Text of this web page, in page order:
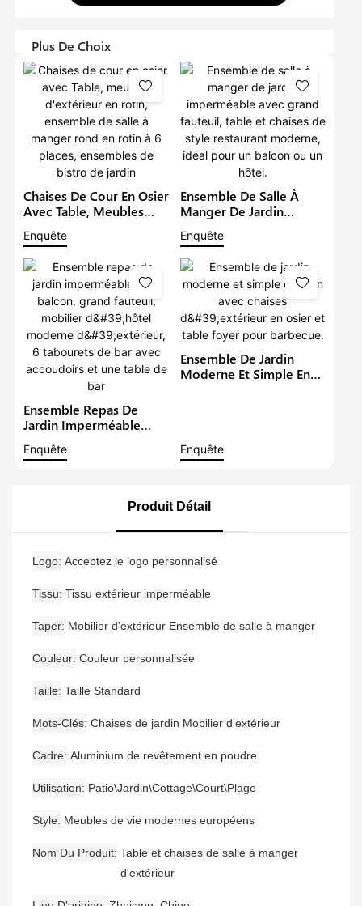
Plus De Choix
Chaises De Cour En Osier
Avec Table, Meubles
D'extérieur En Rotin,
Ensemble De Salle À
Manger Rond En Rotin À
6 Places, Ensembles De
Bistro De Jardin
Enquête
Ensemble De Salle À
Manger De Jardin
Imperméable Avec
Grand Fauteuil, Table Et
Chaises De Style
Restaurant Moderne,
Idéal Pour Un Balcon Ou
Un Hôtel.
Enquête
Ensemble Repas De
Jardin Imperméable
Fauteuil, Mobilier
De Bar Avec Accoudoirs
Et Une Table De Bar
Enquête
Ensemble De Jardin
Moderne Et Simple En
Enquête
Produit Détail
Logo Acceptez le logo personnalisé
Tissu Tissu extérieur imperméable
Taper Mobilier d'extérieur Ensemble de salle à manger
Couleur Couleur personnalisée
Taille Taille Standard
Mots-Clés Chaises de jardin Mobilier d'extérieur
Cadre Aluminium de revêtement en poudre
Utilisation Patio\Jardin\Cottage\Court\Plage
Style Meubles de vie modernes européens
Nom Du Produit Table et chaises de salle à manger
d'extérieur